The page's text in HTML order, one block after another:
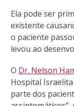
Ela pode ser
existente
o paciente
levou ao
O Dr. Nelson
Hospital
parte dos